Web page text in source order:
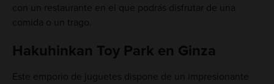
con un restaurante en el que podrás disfrutar de una
comida o un trago.
Hakuhinkan Toy Park en Ginza
Este emporio de juguetes dispone de un impresionante